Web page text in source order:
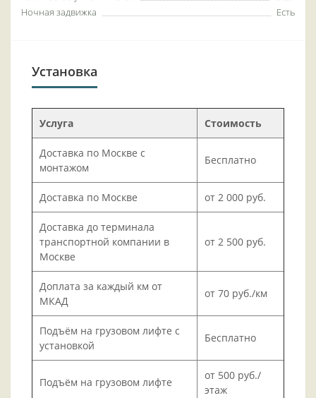
Ночная задвижка
Есть
Установка
Услуга Стоимость
Доставка по Москве с
монтажом
Бесплатно
Доставка по Москве от 2 000 руб.
Доставка до терминала
транспортной компании в
Москве
от 2 500 руб.
Доплата за каждый км от
МКАД
от 70 руб./км
Подъём на грузовом лифте с
установкой
Бесплатно
Подъём на грузовом лифте
от 500 руб./
этаж